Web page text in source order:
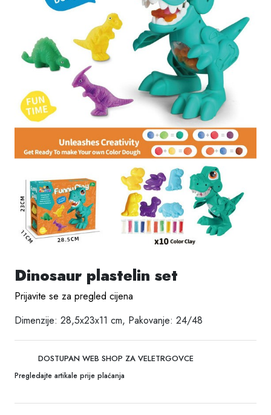
Dinosaur plastelin set
Prijavite se za pregled cijena
Dimenzije: 28,5x23x11 cm, Pakovanje: 24/48
DOSTUPAN WEB SHOP ZA VELETRGOVCE
Pregledajte artikale prije plaćanja